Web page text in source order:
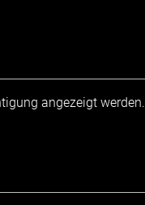
angezeigt werden.